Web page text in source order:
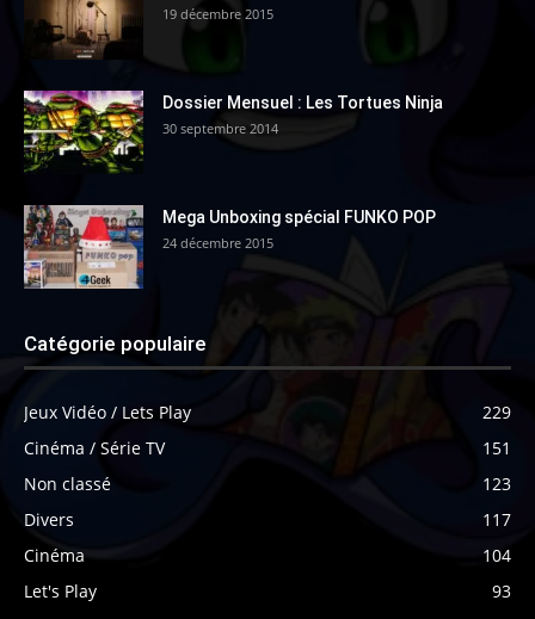
19 décembre 2015
Dossier Mensuel : Les Tortues Ninja
30 septembre 2014
Mega Unboxing spécial FUNKO POP
24 décembre 2015
Catégorie populaire
Jeux Vidéo / Lets Play
229
Cinéma / Série TV
151
Non classé
123
Divers
117
Cinéma
104
Let's Play
93